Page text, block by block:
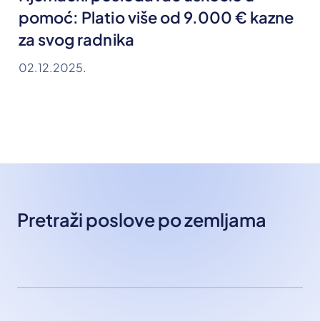
pomoć: Platio više od 9.000 € kazne
za svog radnika
02.12.2025.
Pretraži poslove po zemljama